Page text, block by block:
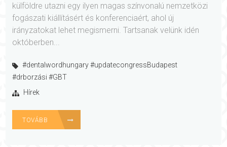
külföldre utazni egy ilyen magas színvonalú nemzetközi
fogászati kiállításért és konferenciaért, ahol új
irányzatokat lehet megismerni. Tartsanak velünk idén
októberben...
#dentalwordhungary #updatecongressBudapest
#drborzási #GBT
Hírek
TOVÁBB